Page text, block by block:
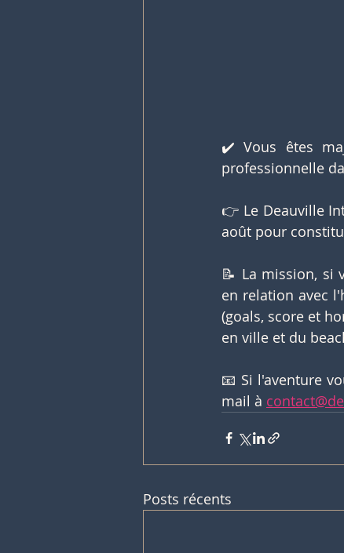
✔️ Vous êtes
professionnelle
👉 Le Deauville
août pour
📝 La mission, si
en relation avec
(goals, score et
en ville et du
📧 Si l'aventure
mail à
Posts récents